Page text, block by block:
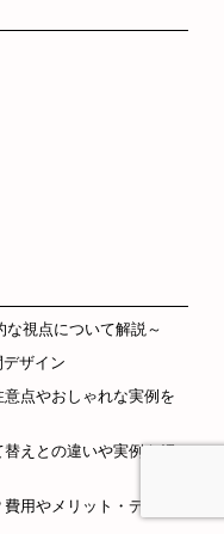
視点について解説～
デザイン
点やおしゃれな実例を
えとの違いや実例も紹
用やメリット・デメリ